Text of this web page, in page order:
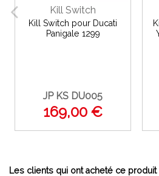
Kill Switch
Kill Switch pour Ducati
Panigale 1299
JP KS DU005
169,00 €
Les clients qui ont acheté ce